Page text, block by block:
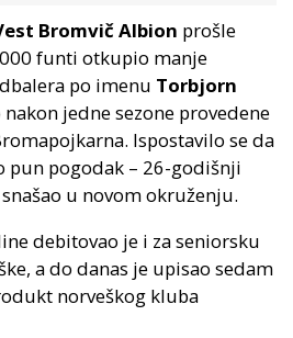
Bromvič Albion prošle
funti otkupio manje
po imenu Torbjorn
jedne sezone provedene
Ispostavilo se da
pun pogodak – 26-godišnji
u novom okruženju.
debitovao je i za seniorsku
a do danas je upisao sedam
norveškog kluba